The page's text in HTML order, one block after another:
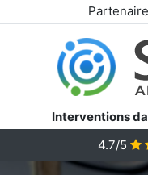
Interventions
4.7/5